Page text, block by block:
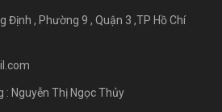
Định , Phường 9 , Quận 3 ,TP Hồ Chí
: Nguyễn Thị Ngọc Thủy